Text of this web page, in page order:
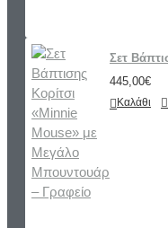
Σετ
445,00€
Καλάθι